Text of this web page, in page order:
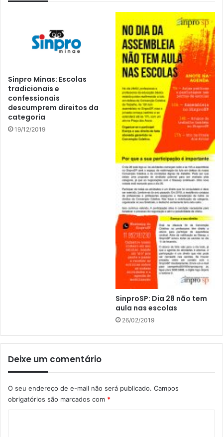
Sinpro Minas: Escolas
tradicionais e
confessionais
descumprem direitos da
categoria
19/12/2019
SinproSP: Dia 28 não tem
aula nas escolas
26/02/2019
Deixe um comentário
O seu endereço de e-mail não será publicado. Campos
obrigatórios são marcados com *